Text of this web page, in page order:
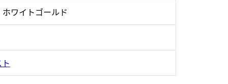
ワイトゴールド